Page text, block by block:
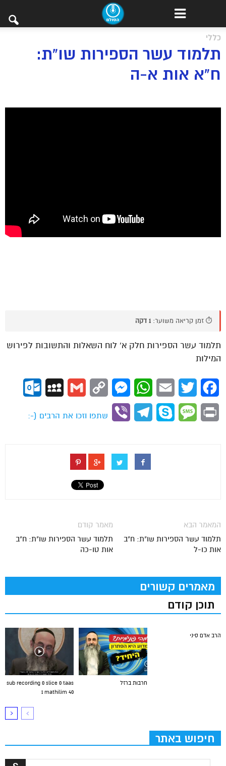
כללי
תלמוד עשר הספירות שו”ת:
ח”א אות א-ה
⏱️ זמן קריאה משוער: 1 דקה
תלמוד עשר הספירות חלק א’ לוח השאלות והתשובות לפירוש
המילות
Facebook
Twitter
Email
WhatsApp
Messenger
Copy
Gmail
MySpace
Print
Message
Skype
Telegram
Viber
שתפו וזכו את הרבים (-:
מאמר קודם
תלמוד עשר הספירות שו"ת: ח"ב
אות טו-כה
המאמר הבא
תלמוד עשר הספירות שו"ת: ח"ב
אות כו-ל
מאמרים קשורים
תוכן קודם
sub recording 0 slice 0 taas
1 mathilim 40
חרבות ברזל
הרב אדם סיני
חיפוש באתר